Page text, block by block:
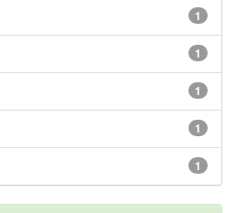
1
1
1
1
1